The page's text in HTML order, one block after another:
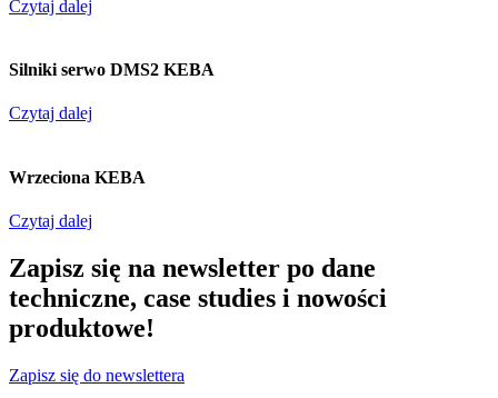
Czytaj dalej
Silniki serwo DMS2 KEBA
Czytaj dalej
Wrzeciona KEBA
Czytaj dalej
Zapisz się na newsletter po dane
techniczne, case studies i nowości
produktowe!
Zapisz się do newslettera